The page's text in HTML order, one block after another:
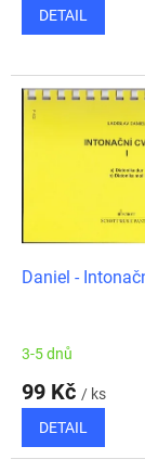
DETAIL
Daniel -
3-5 dnů
99 Kč / ks
DETAIL